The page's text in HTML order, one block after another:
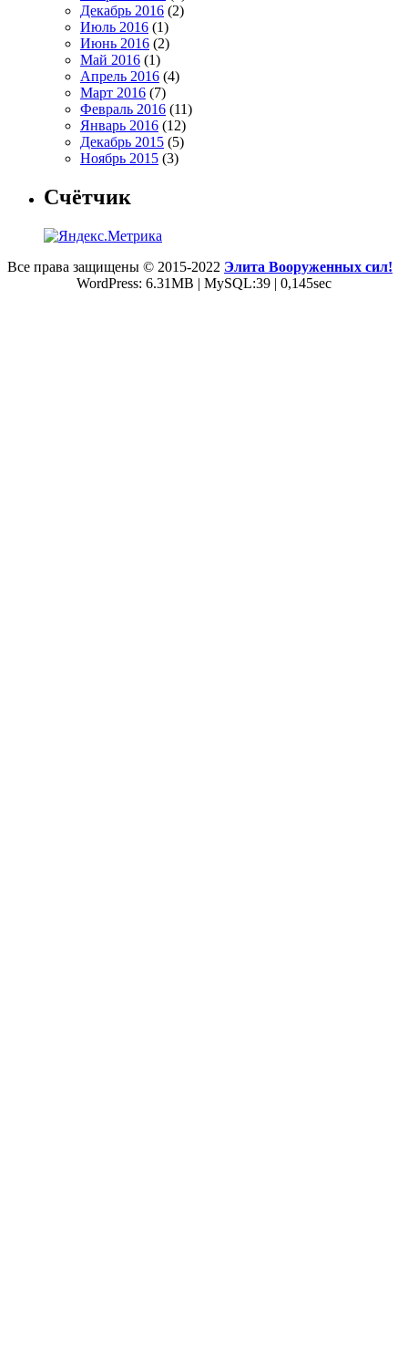
Декабрь 2016 (2)
Июль 2016 (1)
Июнь 2016 (2)
Май 2016 (1)
Апрель 2016 (4)
Март 2016 (7)
Февраль 2016 (11)
Январь 2016 (12)
Декабрь 2015 (5)
Ноябрь 2015 (3)
Счётчик
Все права защищены © 2015-2022 Элита Вооруженных сил!
WordPress: 6.31MB | MySQL:39 | 0,145sec